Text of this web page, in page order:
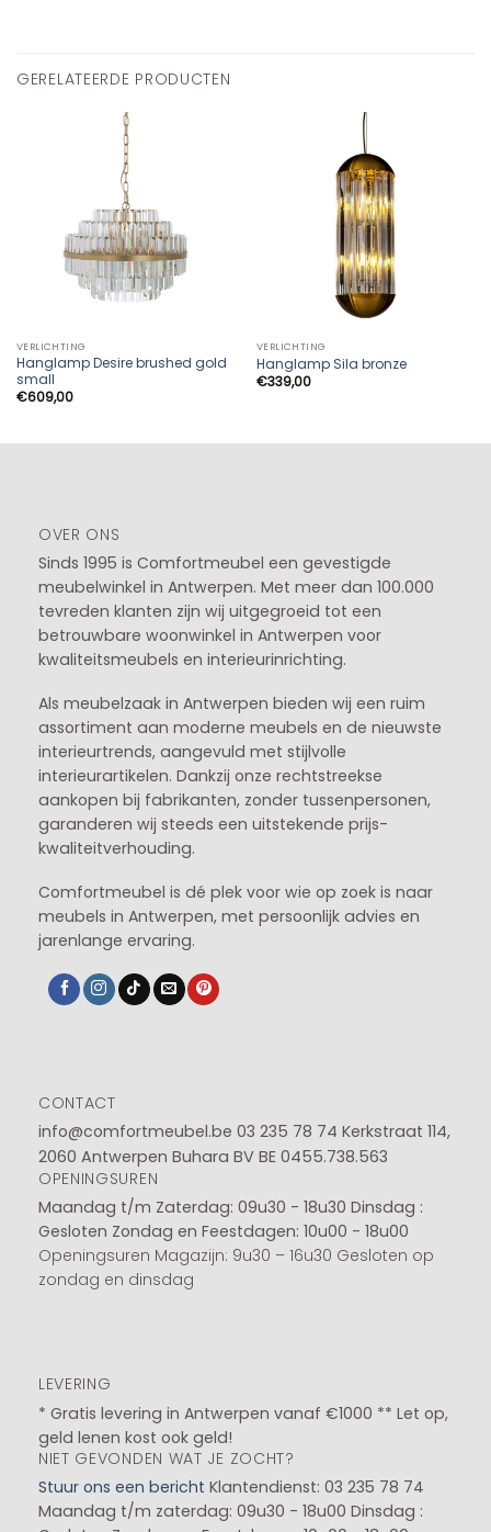
GERELATEERDE PRODUCTEN
VERLICHTING
Hanglamp Desire brushed gold
small
€609,00
VERLICHTING
Hanglamp Sila bronze
€339,00
OVER ONS
Sinds 1995 is Comfortmeubel een gevestigde
meubelwinkel in Antwerpen. Met meer dan 100.000
tevreden klanten zijn wij uitgegroeid tot een
betrouwbare woonwinkel in Antwerpen voor
kwaliteitsmeubels en interieurinrichting.
Als meubelzaak in Antwerpen bieden wij een ruim
assortiment aan moderne meubels en de nieuwste
interieurtrends, aangevuld met stijlvolle
interieurartikelen. Dankzij onze rechtstreekse
aankopen bij fabrikanten, zonder tussenpersonen,
garanderen wij steeds een uitstekende prijs-
kwaliteitverhouding.
Comfortmeubel is dé plek voor wie op zoek is naar
meubels in Antwerpen, met persoonlijk advies en
jarenlange ervaring.
CONTACT
info@comfortmeubel.be 03 235 78 74 Kerkstraat 114,
2060 Antwerpen Buhara BV BE 0455.738.563
OPENINGSUREN
Maandag t/m Zaterdag: 09u30 - 18u30 Dinsdag :
Gesloten Zondag en Feestdagen: 10u00 - 18u00
Openingsuren Magazijn: 9u30 – 16u30 Gesloten op
zondag en dinsdag
LEVERING
* Gratis levering in Antwerpen vanaf €1000 ** Let op,
geld lenen kost ook geld!
NIET GEVONDEN WAT JE ZOCHT?
Stuur ons een bericht Klantendienst: 03 235 78 74
Maandag t/m zaterdag: 09u30 - 18u00 Dinsdag :